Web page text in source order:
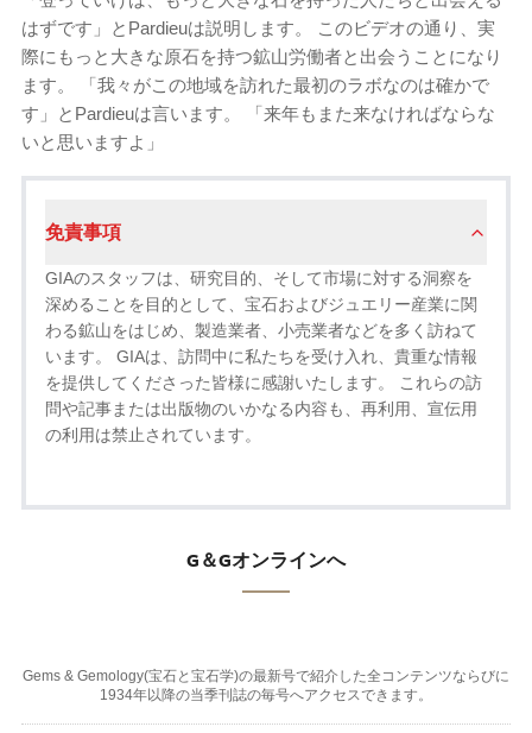
はずです」とPardieuは説明します。 このビデオの通り、実
際にもっと大きな原石を持つ鉱山労働者と出会うことになり
ます。 「我々がこの地域を訪れた最初のラボなのは確かで
す」とPardieuは言います。 「来年もまた来なければならな
いと思いますよ」
免責事項
GIAのスタッフは、研究目的、そして市場に対する洞察を
深めることを目的として、宝石およびジュエリー産業に関
わる鉱山をはじめ、製造業者、小売業者などを多く訪ねて
います。 GIAは、訪問中に私たちを受け入れ、貴重な情報
を提供してくださった皆様に感謝いたします。 これらの訪
問や記事または出版物のいかなる内容も、再利用、宣伝用
の利用は禁止されています。
G＆Gオンラインへ
Gems & Gemology(宝石と宝石学)の最新号で紹介した全コンテンツならびに
1934年以降の当季刊誌の毎号へアクセスできます。